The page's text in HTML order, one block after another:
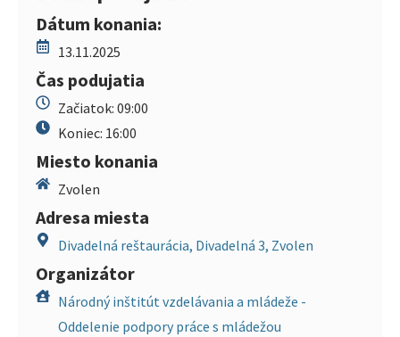
Dátum konania:
13.11.2025
Čas podujatia
Začiatok: 09:00
Koniec: 16:00
Miesto konania
Zvolen
Adresa miesta
Divadelná reštaurácia, Divadelná 3, Zvolen
Organizátor
Národný inštitút vzdelávania a mládeže -
Oddelenie podpory práce s mládežou